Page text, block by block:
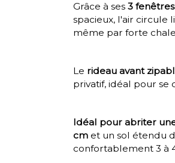
Grâce à ses 3
spacieux, l'air
même par forte
Le rideau avant
privatif, idéal pour se
Idéal pour abriter
cmet un sol étendu
confortablement 3 à